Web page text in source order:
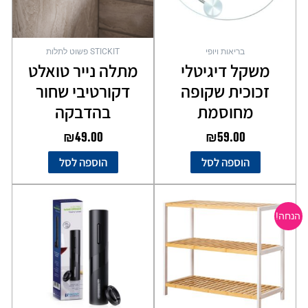
בריאות ויופי
משקל דיגיטלי
זכוכית שקופה
מחוסמת
₪59.00
הוספה לסל
STICKIT פשוט לתלות
מתלה נייר טואלט
דקורטיבי שחור
בהדבקה
₪49.00
הוספה לסל
הנחה!
המקורי
₪249.00.
הנוכחי
₪99.00.